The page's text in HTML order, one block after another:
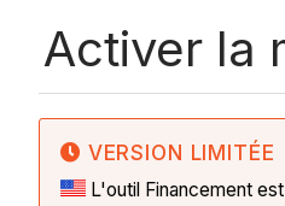
Activer la
VERSION LIMITÉE
L'outil Financement